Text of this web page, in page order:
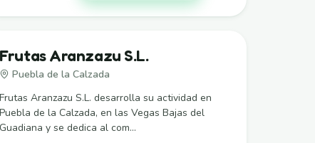
Frutas Aranzazu S.L.
Puebla de la Calzada
Frutas Aranzazu S.L. desarrolla su actividad en
Puebla de la Calzada, en las Vegas Bajas del
Guadiana y se dedica al com...